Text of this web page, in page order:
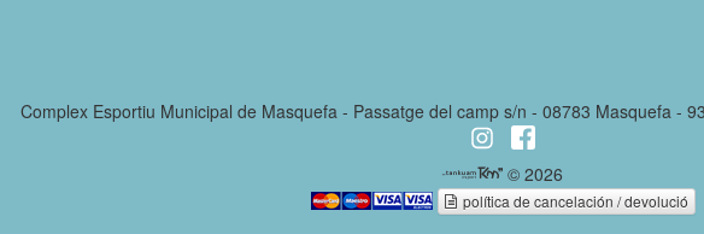
Complex Esportiu Municipal de Masquefa - Passatge del camp s/n - 08783 Masquefa -
© 2026
política de cancelación / devolució